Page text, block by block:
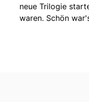
neue Trilogie
waren. Schön